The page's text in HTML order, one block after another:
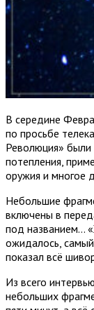
В середине
по просьбе
Революция» были
потепления,
оружия и многое
Небольшие
включены в
под названием…
ожидалось,
показал всё
Из всего
небольших